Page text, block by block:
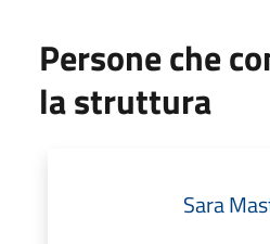
Persone che
la struttura
Sara